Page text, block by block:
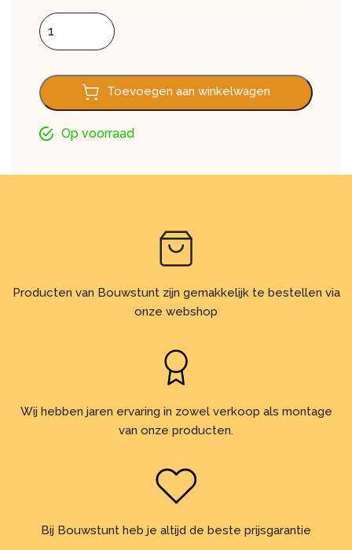
Zonwering 500 x 250 aantal
Toevoegen aan winkelwagen
Op voorraad
Producten van Bouwstunt zijn gemakkelijk te bestellen via
onze webshop
Wij hebben jaren ervaring in zowel verkoop als montage
van onze producten.
Bij Bouwstunt heb je altijd de beste prijsgarantie